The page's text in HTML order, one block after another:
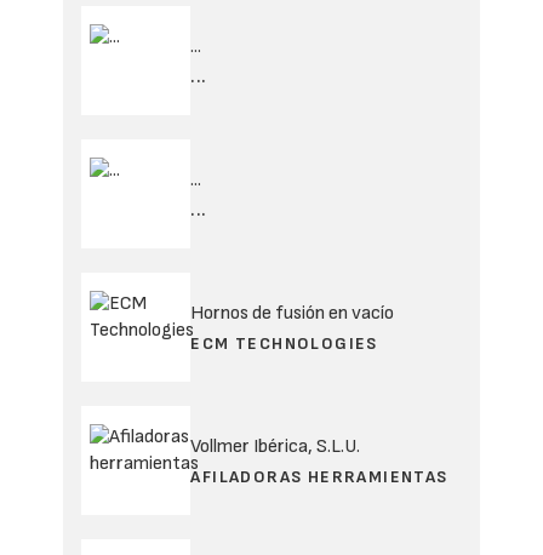
...
...
...
...
Hornos de fusión en vacío
ECM TECHNOLOGIES
Vollmer Ibérica, S.L.U.
AFILADORAS HERRAMIENTAS